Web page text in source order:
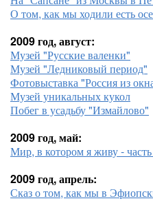
О том, как мы ходили есть
2009 год, август:
Музей "Русские валенки"
Музей "Ледниковый период"
Фотовыставка "Россия из
Музей уникальных кукол
Побег в усадьбу "Измайлово"
2009 год, май:
Мир, в котором я живу -
2009 год, апрель:
Сказ о том, как мы в